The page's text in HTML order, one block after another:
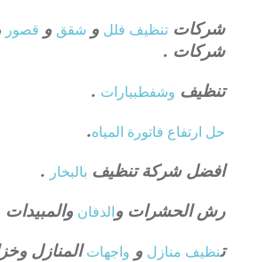
شركات تنظيف فلل و شقق و قصور
شركات .
تنظيف وشفطبيارات .
حل ارتفاع فاتورة المياه.
افضل شركة تنظيف بالبخار .
رش الحشرات والدفان والمبيدات
تنظيف منازل و واجهاتالمنازل